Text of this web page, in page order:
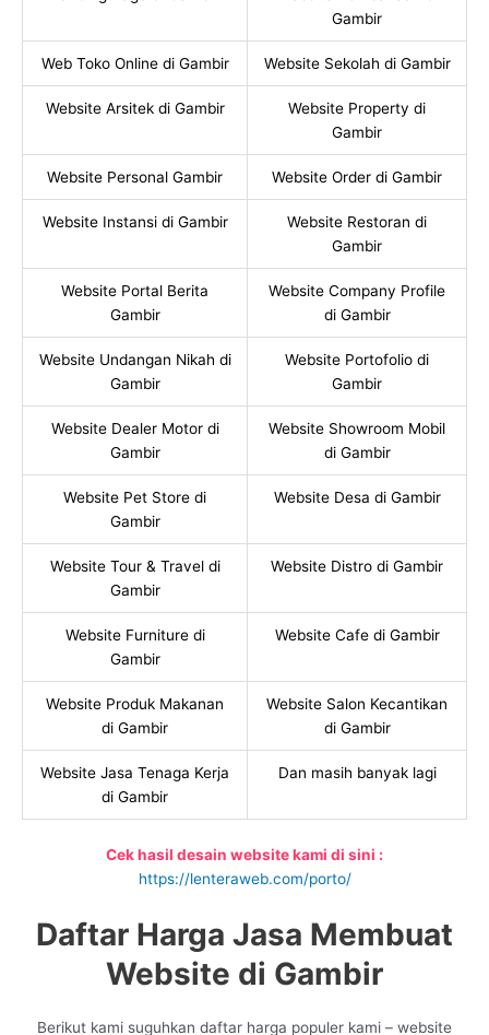
Gambir
Web Toko Online di Gambir Website Sekolah di Gambir
Website Arsitek di Gambir
Website Property di
Gambir
Website Personal Gambir Website Order di Gambir
Website Instansi di Gambir
Website Restoran di
Gambir
Website Portal Berita
Gambir
Website Company Profile
di Gambir
Website Undangan Nikah di
Gambir
Website Portofolio di
Gambir
Website Dealer Motor di
Gambir
Website Showroom Mobil
di Gambir
Website Pet Store di
Gambir
Website Desa di Gambir
Website Tour & Travel di
Gambir
Website Distro di Gambir
Website Furniture di
Gambir
Website Cafe di Gambir
Website Produk Makanan
di Gambir
Website Salon Kecantikan
di Gambir
Website Jasa Tenaga Kerja
di Gambir
Dan masih banyak lagi
Cek hasil desain website kami di sini :
https://lenteraweb.com/porto/
Daftar Harga Jasa Membuat
Website di Gambir
Berikut kami suguhkan daftar harga populer kami – website